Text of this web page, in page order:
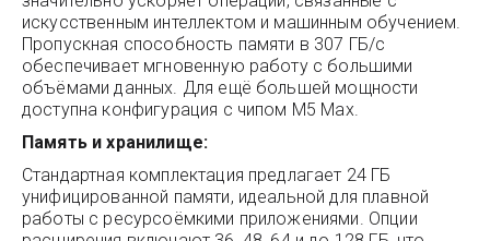
искусственным интеллектом и машинным обучением.
Пропускная способность памяти в 307 ГБ/с
обеспечивает мгновенную работу с большими
объёмами данных. Для ещё большей мощности
доступна конфигурация с чипом M5 Max.
Память и хранилище:
Стандартная комплектация предлагает 24 ГБ
унифицированной памяти, идеальной для плавной
работы с ресурсоёмкими приложениями. Опции